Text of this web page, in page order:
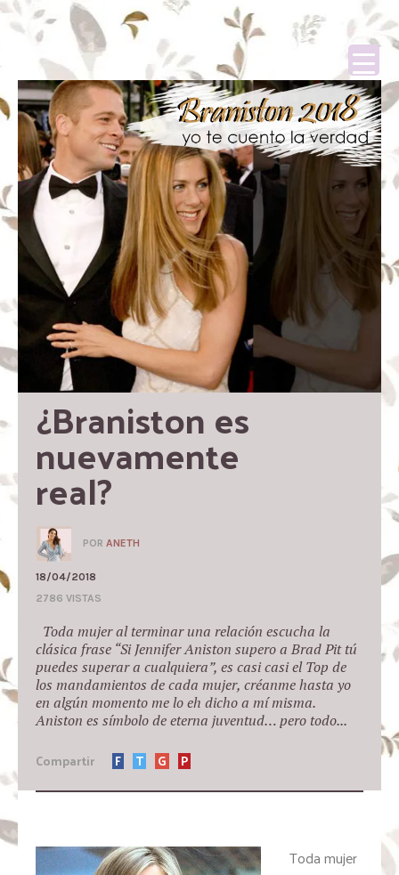
¿Braniston es
nuevamente
real?
POR ANETH
18/04/2018
2786 VISTAS
Toda mujer al terminar una relación escucha la
clásica frase “Si Jennifer Aniston supero a Brad Pit tú
puedes superar a cualquiera”, es casi casi el Top de
los mandamientos de cada mujer, créanme hasta yo
en algún momento me lo eh dicho a mí misma.
Aniston es símbolo de eterna juventud… pero todo...
Compartir F T G P
Toda mujer